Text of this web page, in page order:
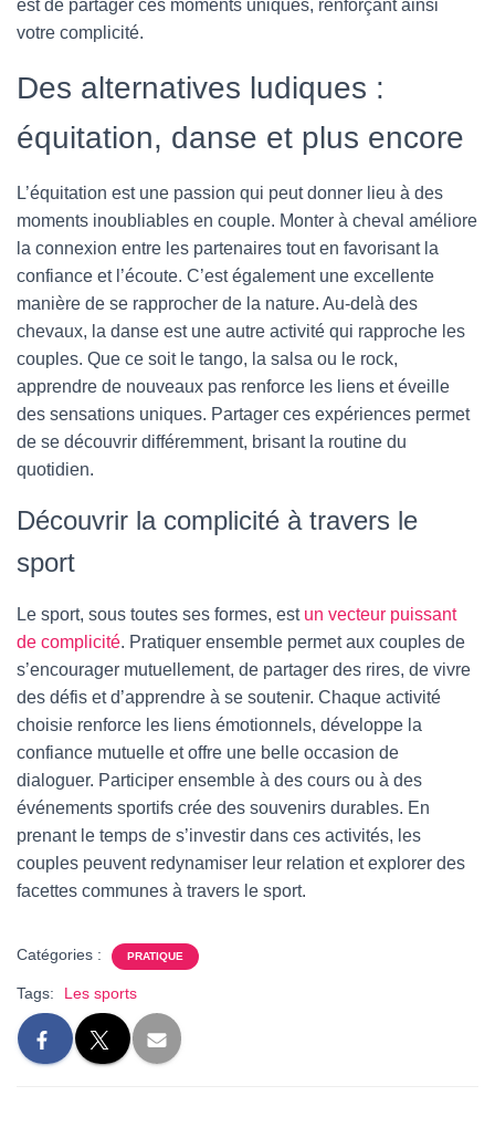
est de partager ces moments uniques, renforçant ainsi
votre complicité.
Des alternatives ludiques :
équitation, danse et plus encore
L’équitation est une passion qui peut donner lieu à des
moments inoubliables en couple. Monter à cheval améliore
la connexion entre les partenaires tout en favorisant la
confiance et l’écoute. C’est également une excellente
manière de se rapprocher de la nature. Au-delà des
chevaux, la danse est une autre activité qui rapproche les
couples. Que ce soit le tango, la salsa ou le rock,
apprendre de nouveaux pas renforce les liens et éveille
des sensations uniques. Partager ces expériences permet
de se découvrir différemment, brisant la routine du
quotidien.
Découvrir la complicité à travers le
sport
Le sport, sous toutes ses formes, est un vecteur puissant
de complicité. Pratiquer ensemble permet aux couples de
s’encourager mutuellement, de partager des rires, de vivre
des défis et d’apprendre à se soutenir. Chaque activité
choisie renforce les liens émotionnels, développe la
confiance mutuelle et offre une belle occasion de
dialoguer. Participer ensemble à des cours ou à des
événements sportifs crée des souvenirs durables. En
prenant le temps de s’investir dans ces activités, les
couples peuvent redynamiser leur relation et explorer des
facettes communes à travers le sport.
Catégories : PRATIQUE
Tags: Les sports